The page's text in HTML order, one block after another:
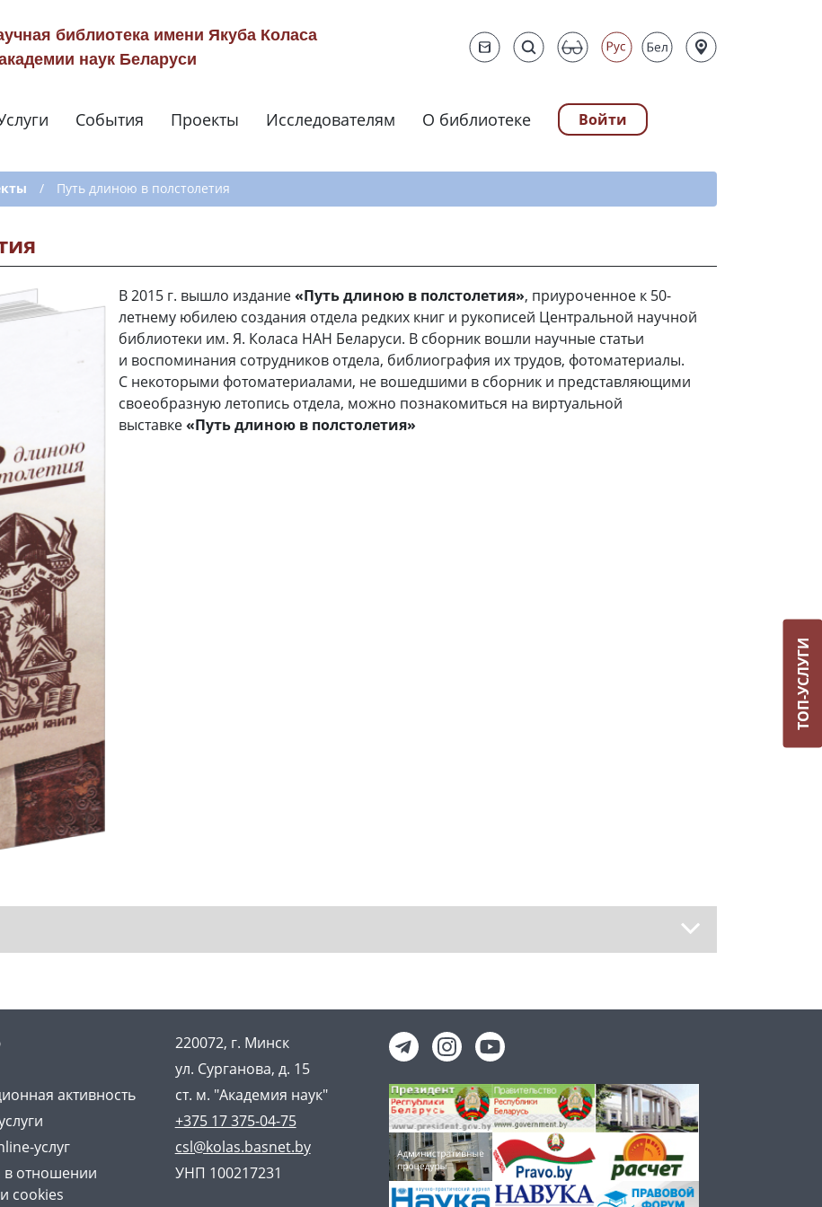
библиотека имени Якуба Коласа
наук Беларуси
Навигация по сайту
События Проекты Исследователям О библиотеке Войти
/ Путь длиною в полстолетия
В 2015 г. вышло издание«Путь длиною в полстолетия», приуроченное к 50-
летнему юбилею создания отдела редких книг и рукописей Центральной научной
библиотеки им. Я. Коласа НАН Беларуси. В сборник вошли научные статьи
и воспоминания сотрудников отдела, библиография их трудов, фотоматериалы.
С некоторыми фотоматериалами, не вошедшими в сборник и представляющими
своеобразную летопись отдела, можно познакомиться на виртуальной
выставке«Путь длиною в полстолетия»
активность
услуг
в отношении
cookies
220072, г. Минск
ул. Сурганова, д. 15
ст. м. "Академия наук"
+375 17 375-04-75
csl@kolas.basnet.by
УНП 100217231
ТОП-УСЛУГИ